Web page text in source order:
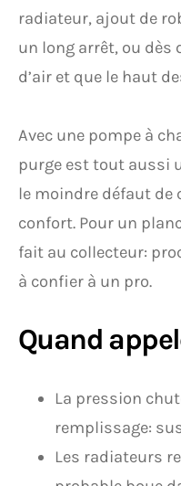
radiateur, ajout de
un long arrêt, ou
d’air et que le haut
Avec une pompe à
purge est tout aussi
le moindre défaut
confort. Pour un
fait au collecteur:
à confier à un pro.
Quand
La pression
remplissage:
Les radiateurs